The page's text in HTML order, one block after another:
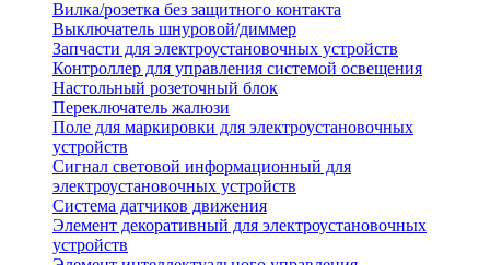
Вилка/розетка без защитного контакта
Выключатель шнуровой/диммер
Запчасти для электроустановочных устройств
Контроллер для управления системой освещения
Настольный розеточный блок
Переключатель жалюзи
Поле для маркировки для электроустановочных
устройств
Сигнал световой информационный для
электроустановочных устройств
Система датчиков движения
Элемент декоративный для электроустановочных
устройств